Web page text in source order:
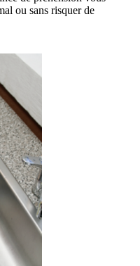
ou sans risquer de